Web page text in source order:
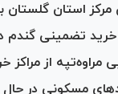
استان گلستان
تضمینی گندم
از مراکز
مسکونی در